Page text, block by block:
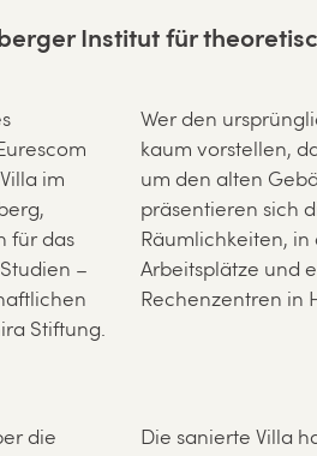
Institut für
im
für das
–
Stiftung.
Wer den
kaum vorstellen,
um den alten
präsentieren sich
Räumlichkeiten,
Arbeitsplätze und
Rechenzentren in
die
Die sanierte Villa